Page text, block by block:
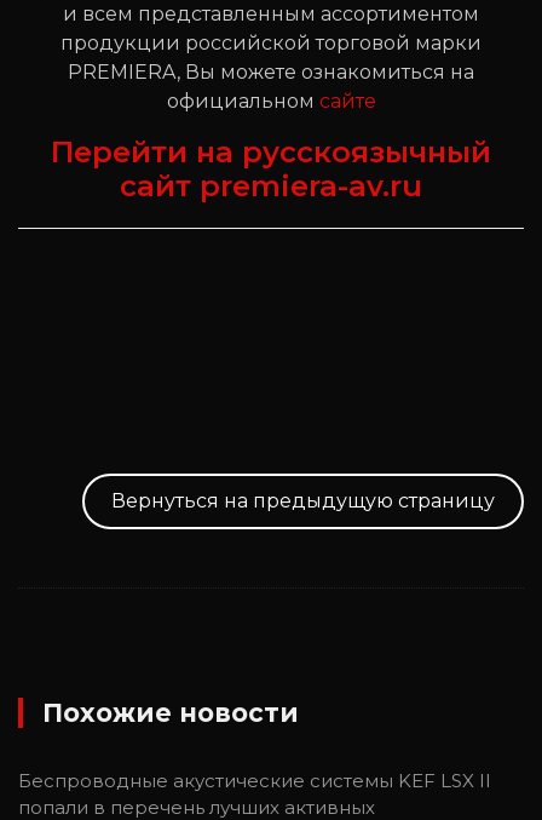
и всем представленным ассортиментом
продукции российской торговой марки
PREMIERA, Вы можете ознакомиться на
официальном сайте
Перейти на русскоязычный
сайт premiera-av.ru
Вернуться на предыдущую страницу
Похожие новости
Беспроводные акустические системы KEF LSX II
попали в перечень лучших активных